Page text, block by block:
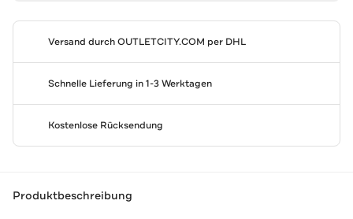
Versand durchOUTLETCITY.COM per DHL
Schnelle Lieferung in 1-3 Werktagen
Kostenlose Rücksendung
Produktbeschreibung